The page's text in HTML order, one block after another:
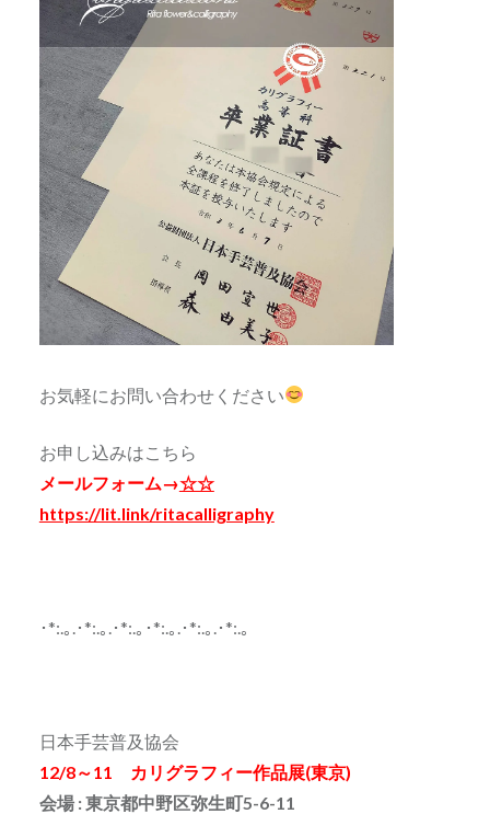
お気軽にお問い合わせください
お申し込みはこちら
メールフォーム→☆☆
https://lit.link/ritacalligraphy
･*:.｡.･*:.｡.･*:.｡･*:.｡.･*:.｡.･*:.｡
日本手芸普及協会
12/8～11 カリグラフィー作品展(東京)
会場 : 東京都中野区弥生町5-6-11